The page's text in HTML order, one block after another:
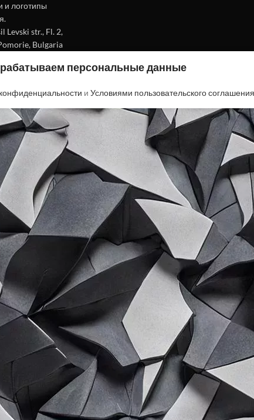
и логотипы
Levski str., Fl. 2,
Bulgaria
персональные данные
и Условиями пользовательского соглашения